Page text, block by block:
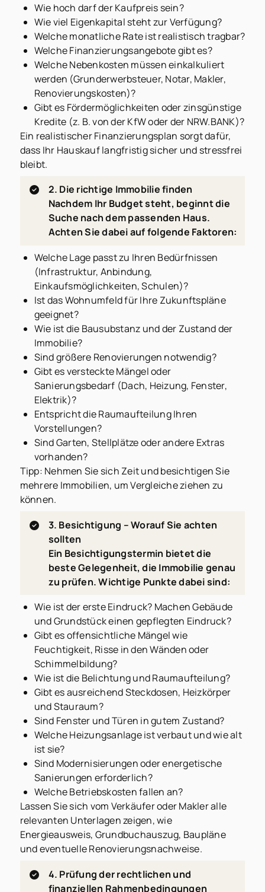
Wie hoch darf der Kaufpreis sein?
Wie viel Eigenkapital steht zur Verfügung?
Welche monatliche Rate ist realistisch tragbar?
Welche Finanzierungsangebote gibt es?
Welche Nebenkosten müssen einkalkuliert
werden (Grunderwerbsteuer, Notar, Makler,
Renovierungskosten)?
Gibt es Fördermöglichkeiten oder zinsgünstige
Kredite (z. B. von der KfW oder der NRW.BANK)?
Ein realistischer Finanzierungsplan sorgt dafür,
dass Ihr Hauskauf langfristig sicher und stressfrei
bleibt.
2. Die richtige Immobilie finden
Nachdem Ihr Budget steht, beginnt die
Suche nach dem passenden Haus.
Achten Sie dabei auf folgende Faktoren:
Welche Lage passt zu Ihren Bedürfnissen
(Infrastruktur, Anbindung,
Einkaufsmöglichkeiten, Schulen)?
Ist das Wohnumfeld für Ihre Zukunftspläne
geeignet?
Wie ist die Bausubstanz und der Zustand der
Immobilie?
Sind größere Renovierungen notwendig?
Gibt es versteckte Mängel oder
Sanierungsbedarf (Dach, Heizung, Fenster,
Elektrik)?
Entspricht die Raumaufteilung Ihren
Vorstellungen?
Sind Garten, Stellplätze oder andere Extras
vorhanden?
Tipp: Nehmen Sie sich Zeit und besichtigen Sie
mehrere Immobilien, um Vergleiche ziehen zu
können.
3. Besichtigung – Worauf Sie achten
sollten
Ein Besichtigungstermin bietet die
beste Gelegenheit, die Immobilie genau
zu prüfen. Wichtige Punkte dabei sind:
Wie ist der erste Eindruck? Machen Gebäude
und Grundstück einen gepflegten Eindruck?
Gibt es offensichtliche Mängel wie
Feuchtigkeit, Risse in den Wänden oder
Schimmelbildung?
Wie ist die Belichtung und Raumaufteilung?
Gibt es ausreichend Steckdosen, Heizkörper
und Stauraum?
Sind Fenster und Türen in gutem Zustand?
Welche Heizungsanlage ist verbaut und wie alt
ist sie?
Sind Modernisierungen oder energetische
Sanierungen erforderlich?
Welche Betriebskosten fallen an?
Lassen Sie sich vom Verkäufer oder Makler alle
relevanten Unterlagen zeigen, wie
Energieausweis, Grundbuchauszug, Baupläne
und eventuelle Renovierungsnachweise.
4. Prüfung der rechtlichen und
finanziellen Rahmenbedingungen